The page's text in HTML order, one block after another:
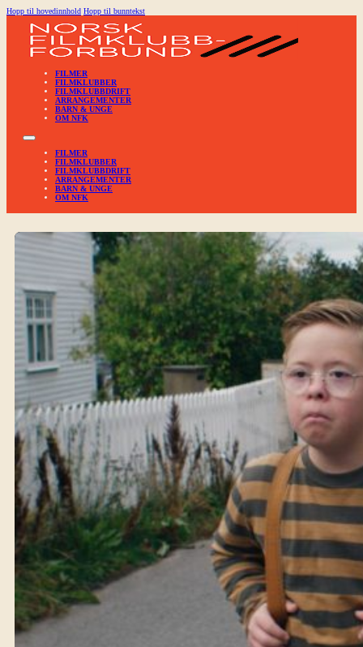
Hopp til hovedinnhold Hopp til bunntekst
FILMER
FILMKLUBBER
FILMKLUBBDRIFT
ARRANGEMENTER
BARN & UNGE
OM NFK
FILMER
FILMKLUBBER
FILMKLUBBDRIFT
ARRANGEMENTER
BARN & UNGE
OM NFK